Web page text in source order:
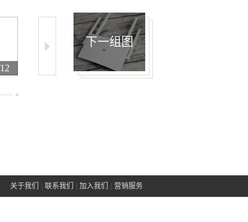
7/12
下一组图
关于我们 联系我们 加入我们 营销服务